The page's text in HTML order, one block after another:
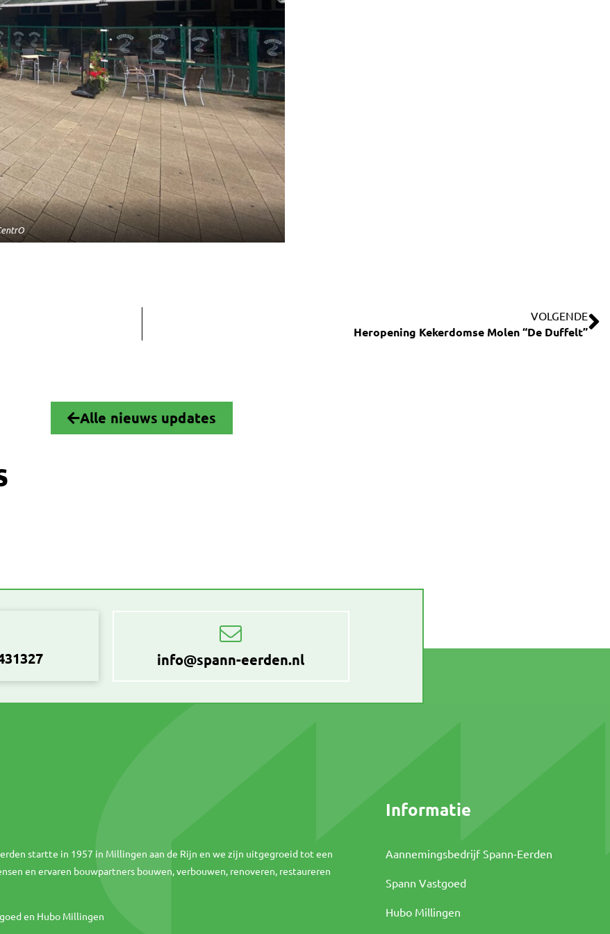
VOLGENDE
Heropening Kekerdomse Molen “De Duffelt”
Alle nieuws updates
info@spann-eerden.nl
startte in 1957 in Millingen aan de Rijn en we zijn uitgegroeid tot een
en ervaren bouwpartners bouwen, verbouwen, renoveren, restaureren
en Hubo Millingen
Informatie
Aannemingsbedrijf Spann-Eerden
Spann Vastgoed
Hubo Millingen